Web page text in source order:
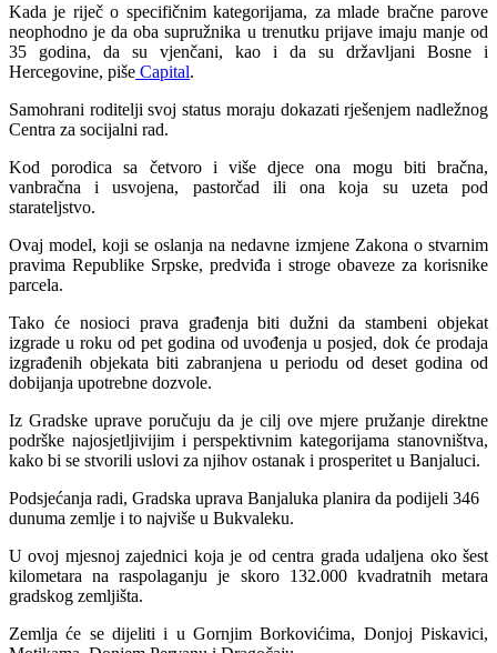
Kada je riječ o specifičnim kategorijama, za mlade bračne parove
neophodno je da oba supružnika u trenutku prijave imaju manje od
35 godina, da su vjenčani, kao i da su državljani Bosne i
Hercegovine, piše Capital.
Samohrani roditelji svoj status moraju dokazati rješenjem nadležnog
Centra za socijalni rad.
Kod porodica sa četvoro i više djece ona mogu biti bračna,
vanbračna i usvojena, pastorčad ili ona koja su uzeta pod
starateljstvo.
Ovaj model, koji se oslanja na nedavne izmjene Zakona o stvarnim
pravima Republike Srpske, predviđa i stroge obaveze za korisnike
parcela.
Tako će nosioci prava građenja biti dužni da stambeni objekat
izgrade u roku od pet godina od uvođenja u posjed, dok će prodaja
izgrađenih objekata biti zabranjena u periodu od deset godina od
dobijanja upotrebne dozvole.
Iz Gradske uprave poručuju da je cilj ove mjere pružanje direktne
podrške najosjetljivijim i perspektivnim kategorijama stanovništva,
kako bi se stvorili uslovi za njihov ostanak i prosperitet u Banjaluci.
Podsjećanja radi, Gradska uprava Banjaluka planira da podijeli 346
dunuma zemlje i to najviše u Bukvaleku.
U ovoj mjesnoj zajednici koja je od centra grada udaljena oko šest
kilometara na raspolaganju je skoro 132.000 kvadratnih metara
gradskog zemljišta.
Zemlja će se dijeliti i u Gornjim Borkovićima, Donjoj Piskavici,